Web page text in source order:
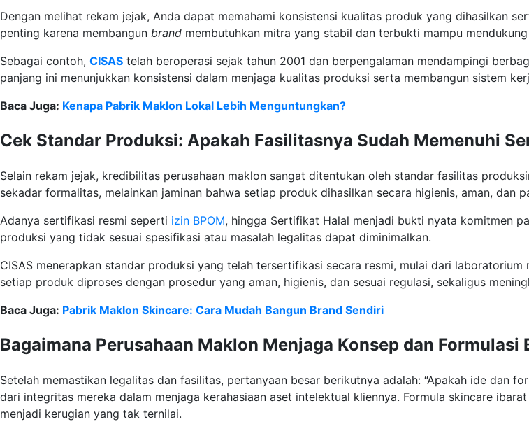
Dengan melihat rekam jejak, Anda dapat memahami konsistensi kualitas produk yang dihasilkan
penting karena membangun brand membutuhkan mitra yang stabil dan terbukti mampu
Sebagai contoh, CISAS telah beroperasi sejak tahun 2001 dan berpengalaman mendampingi
panjang ini menunjukkan konsistensi dalam menjaga kualitas produksi serta membangun sistem
Baca Juga: Kenapa Pabrik Maklon Lokal Lebih Menguntungkan?
Cek Standar Produksi: Apakah Fasilitasnya Sudah Memenuhi
Selain rekam jejak, kredibilitas perusahaan maklon sangat ditentukan oleh standar fasilitas
sekadar formalitas, melainkan jaminan bahwa setiap produk dihasilkan secara higienis, aman, dan
Adanya sertifikasi resmi seperti izin BPOM, hingga Sertifikat Halal menjadi bukti nyata komitmen
produksi yang tidak sesuai spesifikasi atau masalah legalitas dapat diminimalkan.
CISAS menerapkan standar produksi yang telah tersertifikasi secara resmi, mulai dari
setiap produk diproses dengan prosedur yang aman, higienis, dan sesuai regulasi, sekaligus
Baca Juga: Pabrik Maklon Skincare: Cara Mudah Bangun Brand Sendiri
Bagaimana Perusahaan Maklon Menjaga Konsep dan Formulasi
Setelah memastikan legalitas dan fasilitas, pertanyaan besar berikutnya adalah: “Apakah ide dan
dari integritas mereka dalam menjaga kerahasiaan aset intelektual kliennya. Formula skincare ibarat
menjadi kerugian yang tak ternilai.